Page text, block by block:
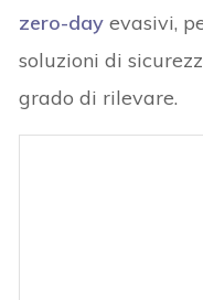
zero-day evasivi,
soluzioni di
grado di rilevare.